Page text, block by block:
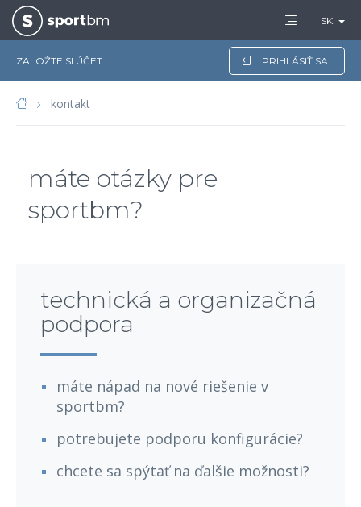
ZALOŽTE SI ÚČET PRIHLÁSIŤ SA
SK
kontakt
máte otázky pre
sportbm?
technická a organizačná
podpora
máte nápad na nové riešenie v
sportbm?
potrebujete podporu konfigurácie?
chcete sa spýtať na ďalšie možnosti?